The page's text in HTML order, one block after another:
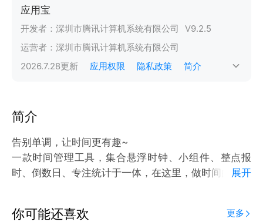
应用宝
开发者： 深圳市腾讯计算机系统有限公司 V9.2.5
运营者： 深圳市腾讯计算机系统有限公司
2026.7.28更新 应用权限 隐私政策 简介
简介
告别单调，让时间更有趣~
一款时间管理工具，集合悬浮时钟、小组件、整点报
时、倒数日、专注统计于一体，在这里，做时间的掌控
您更好规划管理学习时间，提高效率；悬浮时钟秒表，
展开
你可能还喜欢 更多